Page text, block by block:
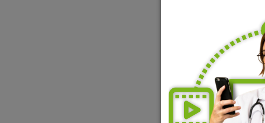
Para poder
que sua
Além das
conectar com o
diferencial.
Dessa forma, é